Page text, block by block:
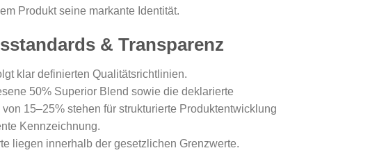
Produkt seine markante Identität.
& Transparenz
klar definierten Qualitätsrichtlinien.
50% Superior Blend sowie die deklarierte
15–25% stehen für strukturierte Produktentwicklung
Kennzeichnung.
liegen innerhalb der gesetzlichen Grenzwerte.